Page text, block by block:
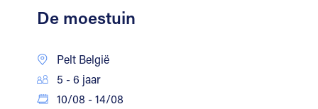
De moestuin
Pelt België
5 - 6 jaar
10/08 - 14/08